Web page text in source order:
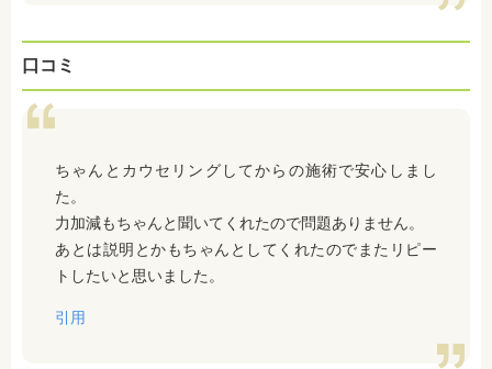
口コミ
ちゃんとカウセリングしてからの施術で安心しまし
た。
力加減もちゃんと聞いてくれたので問題ありません。
あとは説明とかもちゃんとしてくれたのでまたリピー
トしたいと思いました。
引用